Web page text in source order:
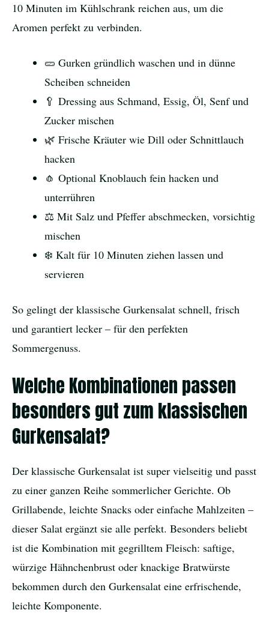
10 Minuten im Kühlschrank reichen aus, um die
Aromen perfekt zu verbinden.
🥒 Gurken gründlich waschen und in dünne
Scheiben schneiden
🥄 Dressing aus Schmand, Essig, Öl, Senf und
Zucker mischen
🌿 Frische Kräuter wie Dill oder Schnittlauch
hacken
🧄 Optional Knoblauch fein hacken und
unterrühren
⚖️ Mit Salz und Pfeffer abschmecken, vorsichtig
mischen
❄️ Kalt für 10 Minuten ziehen lassen und
servieren
So gelingt der klassische Gurkensalat schnell, frisch
und garantiert lecker – für den perfekten
Sommergenuss.
Welche Kombinationen passen
besonders gut zum klassischen
Gurkensalat?
Der klassische Gurkensalat ist super vielseitig und passt
zu einer ganzen Reihe sommerlicher Gerichte. Ob
Grillabende, leichte Snacks oder einfache Mahlzeiten –
dieser Salat ergänzt sie alle perfekt. Besonders beliebt
ist die Kombination mit gegrilltem Fleisch: saftige,
würzige Hähnchenbrust oder knackige Bratwürste
bekommen durch den Gurkensalat eine erfrischende,
leichte Komponente.